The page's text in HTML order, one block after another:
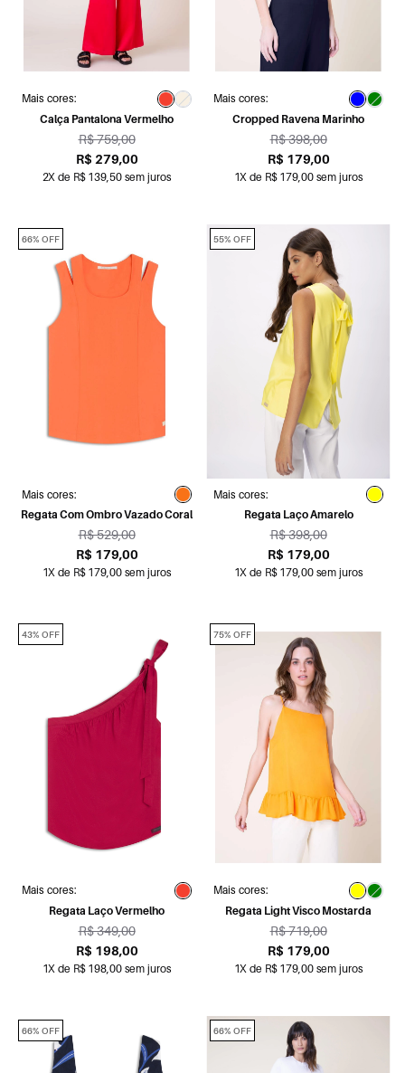
Mais cores:
Calça Pantalona Vermelho
R$ 759,00
R$ 279,00
2X de R$ 139,50 sem juros
Mais cores:
Cropped Ravena Marinho
R$ 398,00
R$ 179,00
1X de R$ 179,00 sem juros
Mais cores:
Regata Com Ombro Vazado Coral
R$ 529,00
R$ 179,00
1X de R$ 179,00 sem juros
66% OFF
Mais cores:
Regata Laço Amarelo
R$ 398,00
R$ 179,00
1X de R$ 179,00 sem juros
55% OFF
Mais cores:
Regata Laço Vermelho
R$ 349,00
R$ 198,00
1X de R$ 198,00 sem juros
43% OFF
Mais cores:
Regata Light Visco Mostarda
R$ 719,00
R$ 179,00
1X de R$ 179,00 sem juros
75% OFF
66% OFF 66% OFF